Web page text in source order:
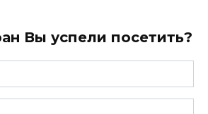
Вы успели посетить?